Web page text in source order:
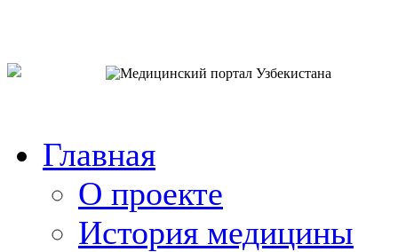
Главная
О проекте
История медицины